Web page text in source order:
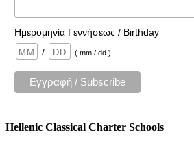
Ημερομηνία Γεννήσεως / Birthday
/
( mm / dd )
Hellenic Classical Charter Schools